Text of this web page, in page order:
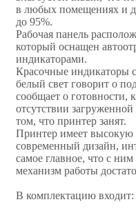
в любых помещениях и
до 95%.
Рабочая панель
который оснащен
индикаторами.
Красочные индикаторы
белый свет говорит о
сообщает о готовности,
отсутствии
том, что принтер занят.
Принтер имеет высокую
современный дизайн,
самое главное, что с
механизм работы
В комплектацию входит: